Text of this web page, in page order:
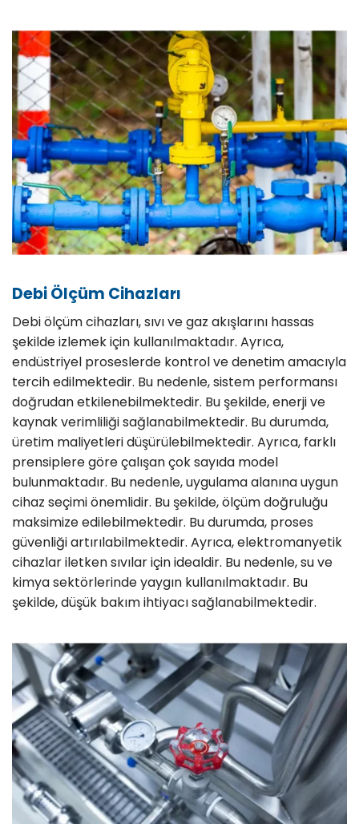
Debi Ölçüm Cihazları
Debi ölçüm cihazları, sıvı ve gaz akışlarını hassas
şekilde izlemek için kullanılmaktadır. Ayrıca,
endüstriyel proseslerde kontrol ve denetim amacıyla
tercih edilmektedir. Bu nedenle, sistem performansı
doğrudan etkilenebilmektedir. Bu şekilde, enerji ve
kaynak verimliliği sağlanabilmektedir. Bu durumda,
üretim maliyetleri düşürülebilmektedir. Ayrıca, farklı
prensiplere göre çalışan çok sayıda model
bulunmaktadır. Bu nedenle, uygulama alanına uygun
cihaz seçimi önemlidir. Bu şekilde, ölçüm doğruluğu
maksimize edilebilmektedir. Bu durumda, proses
güvenliği artırılabilmektedir. Ayrıca, elektromanyetik
cihazlar iletken sıvılar için idealdir. Bu nedenle, su ve
kimya sektörlerinde yaygın kullanılmaktadır. Bu
şekilde, düşük bakım ihtiyacı sağlanabilmektedir.